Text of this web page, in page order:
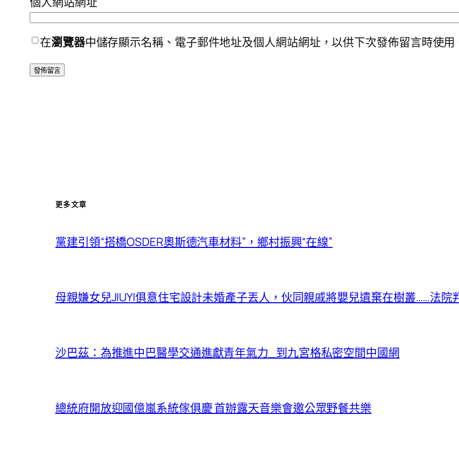
在瀏覽器中儲存顯示名稱、電子郵件地址及個人網站網址，以供下次發佈留言時使用
更多文章
黨建引領“搭橋OSDER奧斯德汽車材料”，鄉村振興“在線”
母親嫌女兒JIUYI俱意住宅設計未婚產子丟人，伙同親戚將嬰兒遺棄在樹叢……法院
沙巴茲：為推進中巴醫學交通進獻青年氣力_到九宮格私密空間中國網
總統府開放迎國億嵐系統傢俱慶 首辦露天音樂會邀公眾野餐共樂